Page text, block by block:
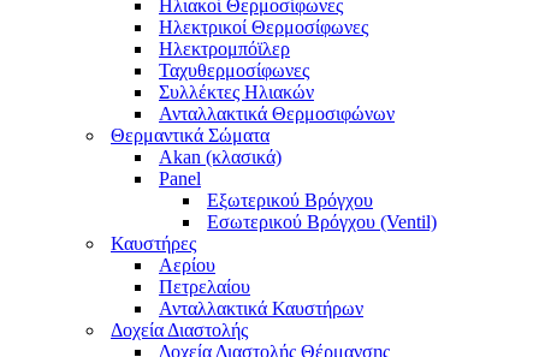
Ηλιακοί Θερμοσίφωνες
Ηλεκτρικοί Θερμοσίφωνες
Ηλεκτρομπόϊλερ
Ταχυθερμοσίφωνες
Συλλέκτες Ηλιακών
Ανταλλακτικά Θερμοσιφώνων
Θερμαντικά Σώματα
Akan (κλασικά)
Panel
Εξωτερικού Βρόγχου
Εσωτερικού Βρόγχου (Ventil)
Καυστήρες
Αερίου
Πετρελαίου
Ανταλλακτικά Καυστήρων
Δοχεία Διαστολής
Δοχεία Διαστολής Θέρμανσης